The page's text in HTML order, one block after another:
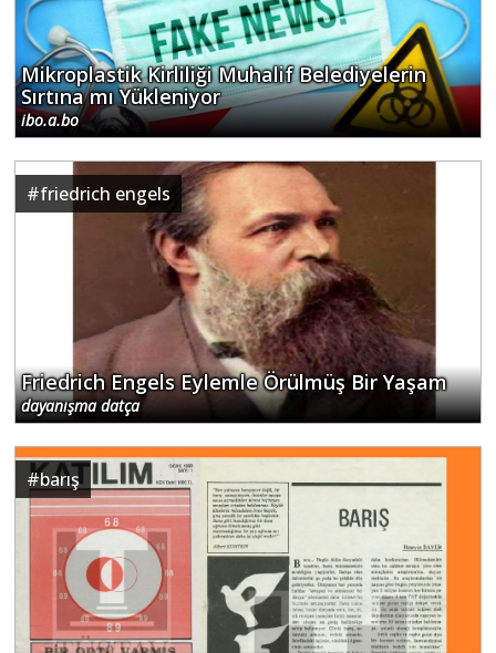
Mikroplastik Kirliliği Muhalif Belediyelerin
Sırtına mı Yükleniyor
ibo.a.bo
#friedrich engels
Friedrich Engels Eylemle Örülmüş Bir Yaşam
dayanışma datça
#barış